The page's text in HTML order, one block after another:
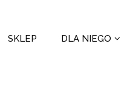
SKLEP DLA NIEGO